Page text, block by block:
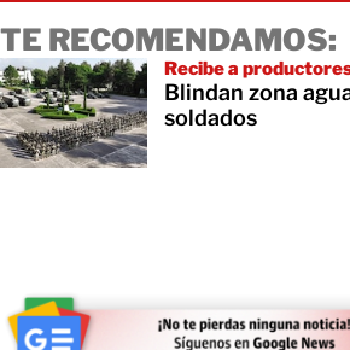
TE RECOMENDAMOS:
Recibe a
Blindan zona
soldados